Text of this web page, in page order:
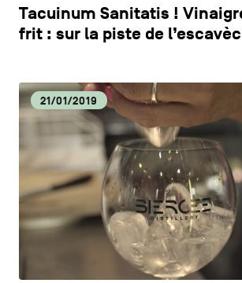
Tacuinum Sanitatis !
frit : sur la piste de
21/01/2019